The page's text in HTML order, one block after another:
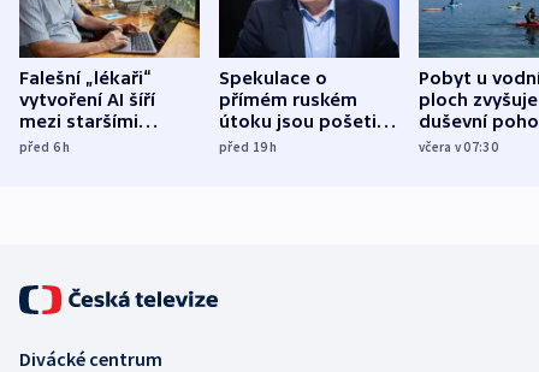
Falešní „lékaři“
vytvoření AI šíří
mezi staršími
Poláky nebezpečné
před 6h
Spekulace o
přímém ruském
útoku jsou pošetilé,
míní estonský
před 19h
Pobyt u
ploch zvyšuje
duševní
ukázala
včera v 07:30
Divácké centrum